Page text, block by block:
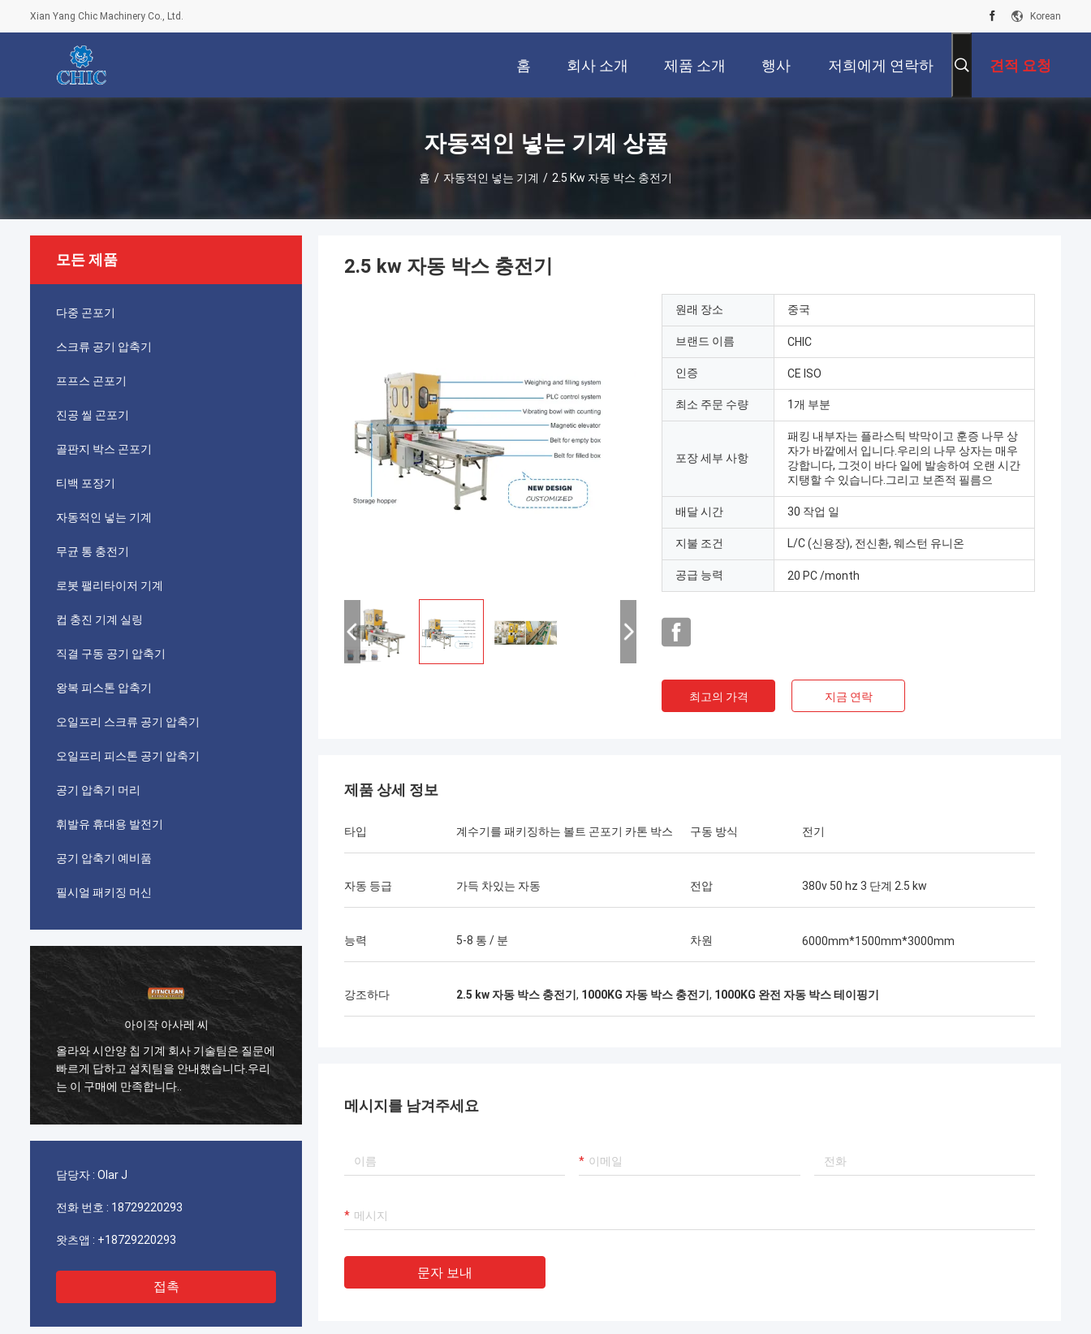
Xian Yang Chic Machinery Co., Ltd. Korean
홈 회사 소개 제품 소개 행사 저희에게 연락하 견적 요청
자동적인 넣는 기계 상품
홈 / 자동적인 넣는 기계 / 2.5 Kw 자동 박스 충전기
모든 제품
다중 곤포기
스크류 공기 압축기
프프스 곤포기
진공 씰 곤포기
골판지 박스 곤포기
티백 포장기
자동적인 넣는 기계
무균 통 충전기
로봇 팰리타이저 기계
컵 충진 기계 실링
직결 구동 공기 압축기
왕복 피스톤 압축기
오일프리 스크류 공기 압축기
오일프리 피스톤 공기 압축기
공기 압축기 머리
휘발유 휴대용 발전기
공기 압축기 예비품
필시얼 패키징 머신
아이작 아사레 씨
올라와 시안양 칩 기계 회사 기술팀은 질문에
빠르게 답하고 설치팀을 안내했습니다.우리
는 이 구매에 만족합니다..
담당자 : Olar J
전화 번호 : 18729220293
왓츠앱 : +18729220293
접촉
2.5 kw 자동 박스 충전기
원래 장소 중국
브랜드 이름 CHIC
인증 CE ISO
최소 주문 수량 1개 부분
포장 세부 사항
패킹 내부자는 플라스틱 박막이고 훈증 나무 상
자가 바깥에서 입니다.우리의 나무 상자는 매우
강합니다, 그것이 바다 일에 발송하여 오랜 시간
지탱할 수 있습니다.그리고 보존적 필름으
배달 시간 30 작업 일
지불 조건 L/C (신용장), 전신환, 웨스턴 유니온
공급 능력 20 PC /month
최고의 가격 지금 연락
제품 상세 정보
타입 계수기를 패키징하는 볼트 곤포기 카톤 박스 구동 방식 전기
자동 등급 가득 차있는 자동 전압 380v 50 hz 3 단계 2.5 kw
능력 5-8 통 / 분 차원 6000mm*1500mm*3000mm
강조하다 2.5 kw 자동 박스 충전기 , 1000KG 자동 박스 충전기 , 1000KG 완전 자동 박스 테이핑기
메시지를 남겨주세요
문자 보내